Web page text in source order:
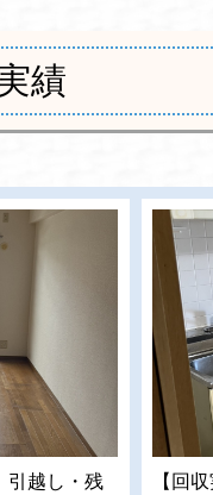
績
引越し・残
【回